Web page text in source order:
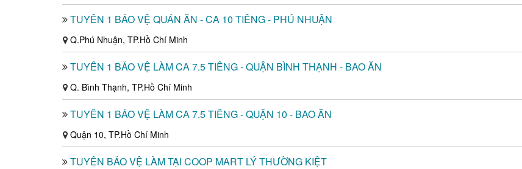
TUYỂN 1 BẢO VỆ QUÁN ĂN - CA 10 TIẾNG - PHÚ NHUẬN
Q.Phú Nhuận, TP.Hồ Chí Minh
TUYỂN 1 BẢO VỆ LÀM CA 7.5 TIẾNG - QUẬN BÌNH THẠNH - BAO ĂN
Q. Bình Thạnh, TP.Hồ Chí Minh
TUYỂN 1 BẢO VỆ LÀM CA 7.5 TIẾNG - QUẬN 10 - BAO ĂN
Quận 10, TP.Hồ Chí Minh
TUYỂN BẢO VỆ LÀM TẠI COOP MART LÝ THƯỜNG KIỆT